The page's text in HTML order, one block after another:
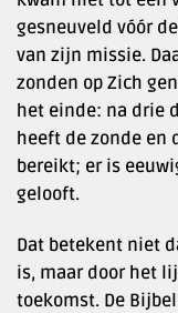
gesneuveld vóór
van zijn missie.
zonden op Zich
het einde: na drie
heeft de zonde en
bereikt; er is
gelooft.
Dat betekent niet
is, maar door het
toekomst. De